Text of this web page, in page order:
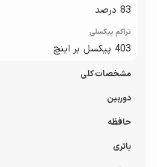
83 درصد
تراکم پیکسلی
403 پیکسل بر اینچ
مشخصات کلی
نوع سیم کارت
Micro SIM
ساختار بدنه
دوربین
دوربین های پشت گوشی
3 ماژول دوربین
حافظه
پشتیبانی از کارت حافظه
باتری